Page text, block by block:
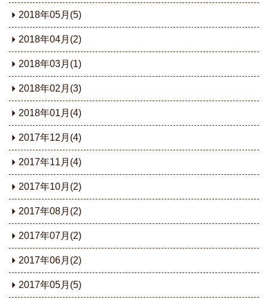
2018年05月(5)
2018年04月(2)
2018年03月(1)
2018年02月(3)
2018年01月(4)
2017年12月(4)
2017年11月(4)
2017年10月(2)
2017年08月(2)
2017年07月(2)
2017年06月(2)
2017年05月(5)